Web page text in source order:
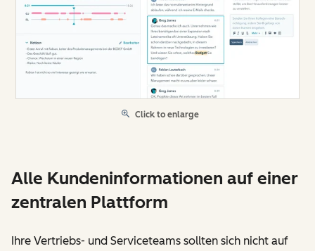
Click to enlarge
Alle Kundeninformationen auf einer
zentralen Plattform
Ihre Vertriebs- und Serviceteams sollten sich nicht auf